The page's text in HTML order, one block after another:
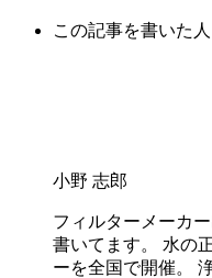
この記事を書いた人
小野 志郎
フィルターメーカ
書いてます。 水の
ーを全国で開催。